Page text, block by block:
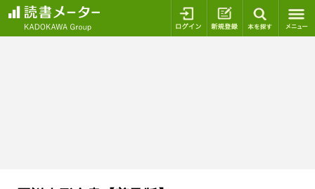
ログイン 新規登録